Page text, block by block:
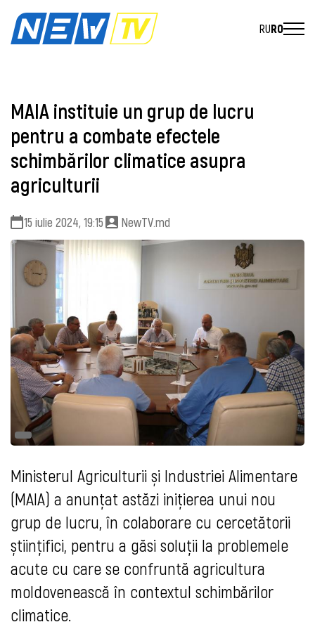
RURO
MAIA instituie un grup de lucru
pentru a combate efectele
schimbărilor climatice asupra
agriculturii
15 iulie 2024, 19:15 NewTV.md
Ministerul Agriculturii și Industriei Alimentare
(MAIA) a anunțat astăzi inițierea unui nou
grup de lucru, în colaborare cu cercetătorii
științifici, pentru a găsi soluții la problemele
acute cu care se confruntă agricultura
moldovenească în contextul schimbărilor
climatice.